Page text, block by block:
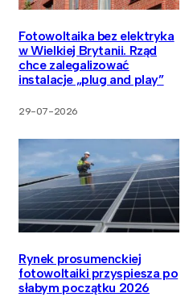
Fotowoltaika bez elektryka
w Wielkiej Brytanii. Rząd
chce zalegalizować
instalacje „plug and play”
29-07-2026
Rynek prosumenckiej
fotowoltaiki przyspiesza po
słabym początku 2026